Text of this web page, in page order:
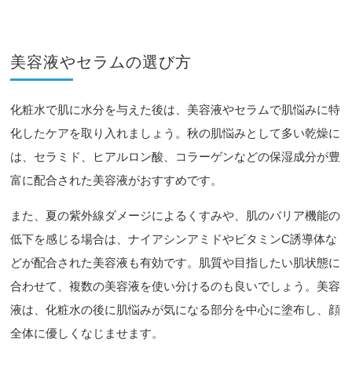
美容液やセラムの選び方
化粧水で肌に水分を与えた後は、美容液やセラムで肌悩みに特
化したケアを取り入れましょう。秋の肌悩みとして多い乾燥に
は、セラミド、ヒアルロン酸、コラーゲンなどの保湿成分が豊
富に配合された美容液がおすすめです。
また、夏の紫外線ダメージによるくすみや、肌のバリア機能の
低下を感じる場合は、ナイアシンアミドやビタミンC誘導体な
どが配合された美容液も有効です。肌質や目指したい肌状態に
合わせて、複数の美容液を使い分けるのも良いでしょう。美容
液は、化粧水の後に肌悩みが気になる部分を中心に塗布し、顔
全体に優しくなじませます。